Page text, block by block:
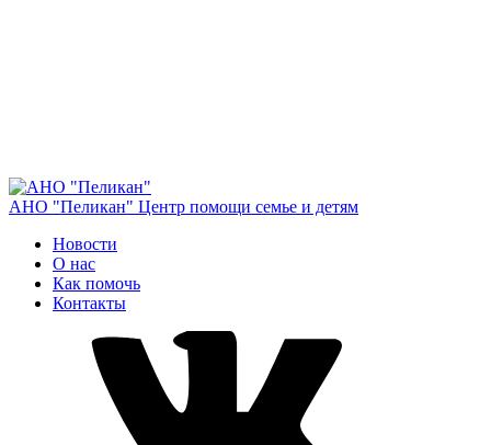
АНО "Пеликан" Центр помощи семье и детям
Новости
О нас
Как помочь
Контакты